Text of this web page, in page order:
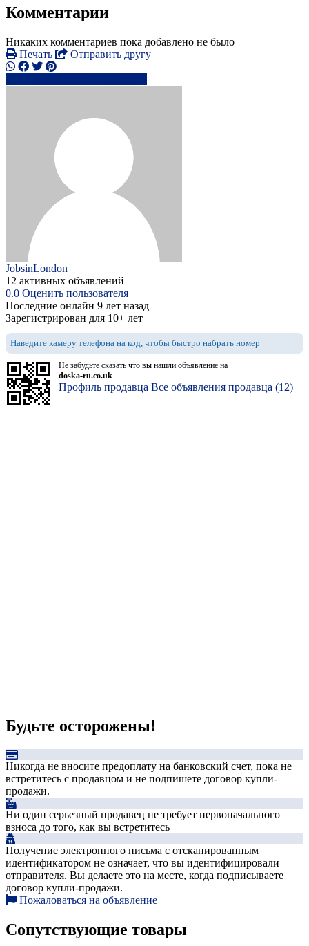
Комментарии
Никаких комментариев пока добавлено не было
Печать
Отправить другу
JobsinLondon
12 активных объявлений
0.0 Оценить пользователя
Последние онлайн 9 лет назад
Зарегистрирован для 10+ лет
Наведите камеру телефона на код, чтобы быстро набрать номер
Не забудьте сказать что вы нашли объявление на
doska-ru.co.uk
Профиль продавца Все объявления продавца (12)
Будьте осторожены!
Никогда не вносите предоплату на банковский счет, пока не
встретитесь с продавцом и не подпишете договор купли-
продажи.
Ни один серьезный продавец не требует первоначального
взноса до того, как вы встретитесь
Получение электронного письма с отсканированным
идентификатором не означает, что вы идентифицировали
отправителя. Вы делаете это на месте, когда подписываете
договор купли-продажи.
Пожаловаться на объявление
Сопутствующие товары